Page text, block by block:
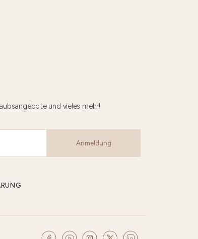
und vieles mehr!
Anmeldung